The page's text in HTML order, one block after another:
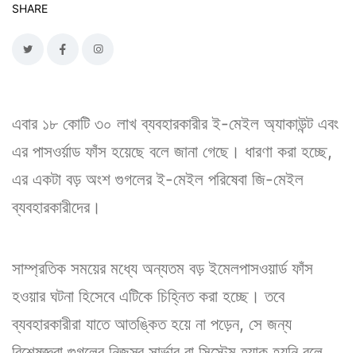
SHARE
এবার ১৮ কোটি ৩০ লাখ ব্যবহারকারীর ই-মেইল অ্যাকাউন্ট এবং
এর পাসওর্য়াড ফাঁস হয়েছে বলে জানা গেছে। ধারণা করা হচ্ছে,
এর একটা বড় অংশ গুগলের ই-মেইল পরিষেবা জি-মেইল
ব্যবহারকারীদের।
সাম্প্রতিক সময়ের মধ্যে অন্যতম বড় ইমেলপাসওয়ার্ড ফাঁস
হওয়ার ঘটনা হিসেবে এটিকে চিহ্নিত করা হচ্ছে। তবে
ব্যবহারকারীরা যাতে আতঙ্কিত হয়ে না পড়েন, সে জন্য